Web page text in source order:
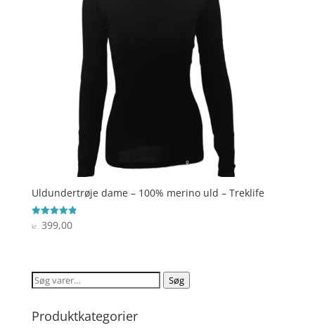
Uldundertrøje dame – 100% merino uld – Treklife
Vurderet
4.9
kr.399,00
Søg
Søg
Produktkategorier